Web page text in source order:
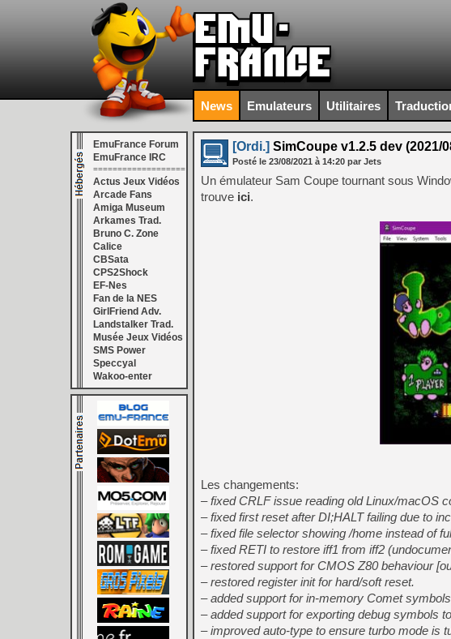
News Emulateurs Utilitaires
EmuFrance Forum
EmuFrance IRC
===================
Actus Jeux Vidéos
Arcade Fans
Amiga Museum
Arkames Trad.
Bruno C. Zone
Calice
CBSata
CPS2Shock
EF-Nes
Fan de la NES
GirlFriend Adv.
Landstalker Trad.
Musée Jeux Vidéos
SMS Power
Speccyal
Wakoo-enter
[Ordi.] SimCoupe v1.2.5 dev (2021/
Posté le 23/08/2021 à 14:20 par Jets
Un émulateur Sam Coupe tournant sous
trouve ici.
Les changements:
– fixed CRLF issue reading old Linux/macOS
– fixed first reset after DI;HALT failing due to
– fixed file selector showing /home instead of
– fixed RETI to restore iff1 from iff2
– restored support for CMOS Z80 behaviour
– restored register init for hard/soft reset.
– added support for in-memory Comet
– added support for exporting debug symbols
– improved auto-type to ensure turbo mode is